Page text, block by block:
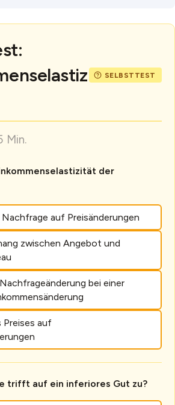
Min.
der
auf Preisänderungen
zwischen Angebot und
bei einer
Preises auf
trifft auf ein inferiores Gut zu?